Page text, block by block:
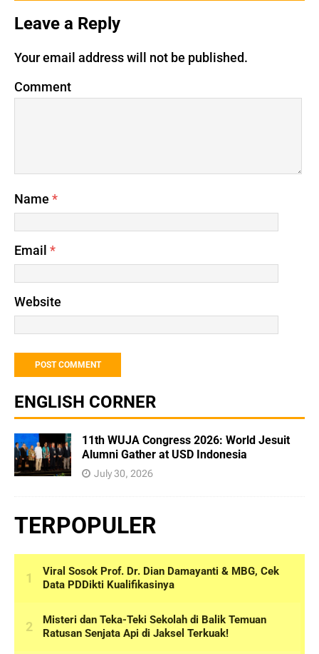
Leave a Reply
Your email address will not be published.
Comment
Name *
Email *
Website
ENGLISH CORNER
11th WUJA Congress 2026: World Jesuit
Alumni Gather at USD Indonesia
July 30, 2026
TERPOPULER